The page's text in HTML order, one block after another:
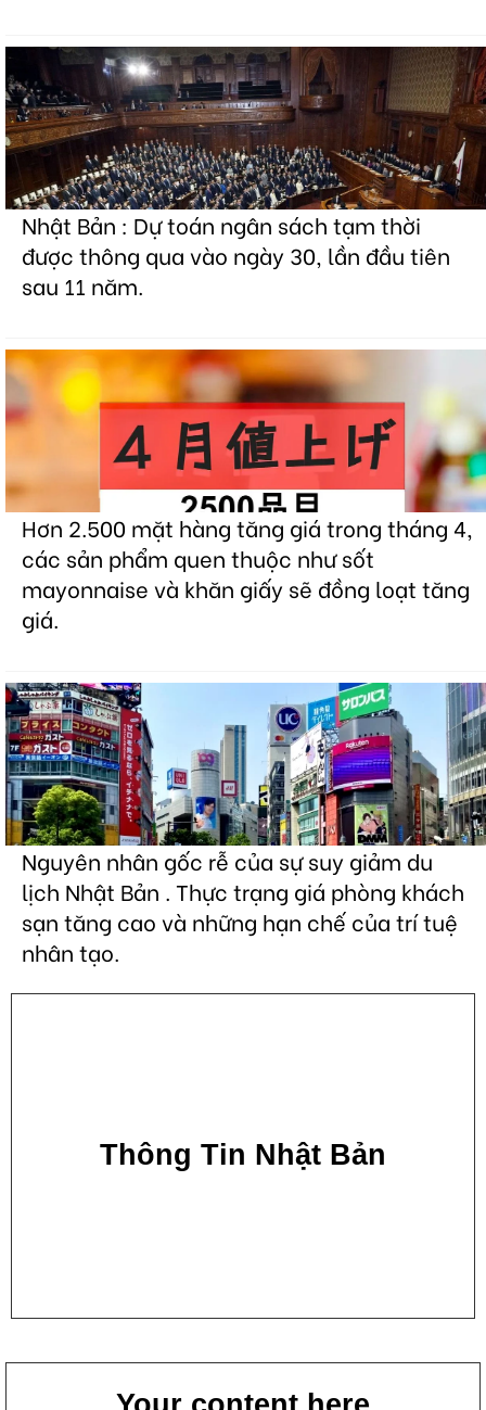
Nhật Bản : Dự toán ngân sách tạm thời
được thông qua vào ngày 30, lần đầu tiên
sau 11 năm.
Hơn 2.500 mặt hàng tăng giá trong tháng 4,
các sản phẩm quen thuộc như sốt
mayonnaise và khăn giấy sẽ đồng loạt tăng
giá.
Nguyên nhân gốc rễ của sự suy giảm du
lịch Nhật Bản . Thực trạng giá phòng khách
sạn tăng cao và những hạn chế của trí tuệ
nhân tạo.
Thông Tin Nhật Bản